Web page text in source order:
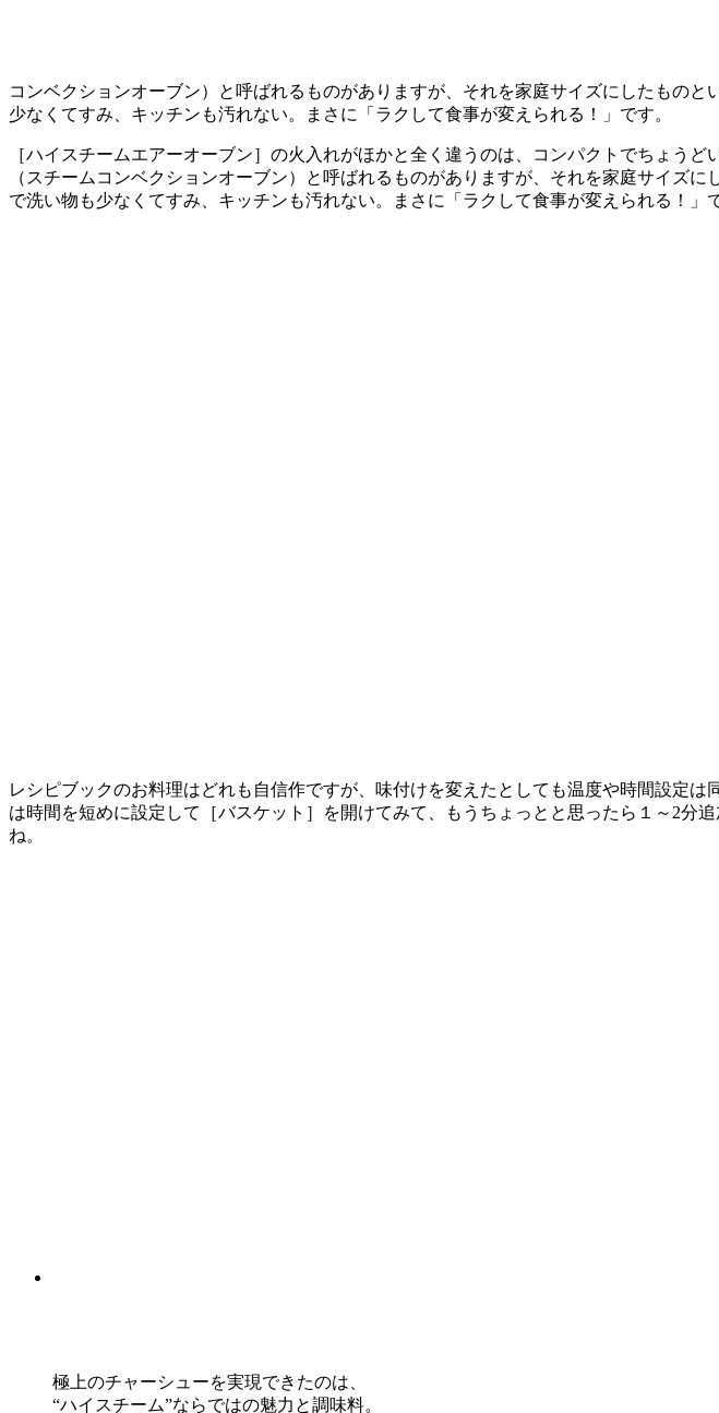
コンベクションオーブン）と呼ばれるものがありますが、それを家庭サイズにしたもの
少なくてすみ、キッチンも汚れない。まさに「ラクして食事が変えられる！」です。
［ハイスチームエアーオーブン］の火入れがほかと全く違うのは、コンパクトでちょうど
（スチームコンベクションオーブン）と呼ばれるものがありますが、それを家庭サイズ
で洗い物も少なくてすみ、キッチンも汚れない。まさに「ラクして食事が変えられる！」
レシピブックのお料理はどれも自信作ですが、味付けを変えたとしても温度や時間設定
は時間を短めに設定して［バスケット］を開けてみて、もうちょっとと思ったら１～2分
ね。
極上のチャーシューを実現できたのは、
“ハイスチーム”ならではの魅力と調味料。